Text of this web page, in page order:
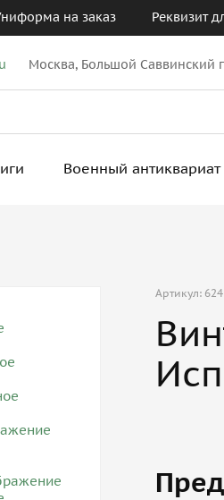
на заказ Реквизит
Москва, Большой Саввинский
Военный антиквариат
Артикул: